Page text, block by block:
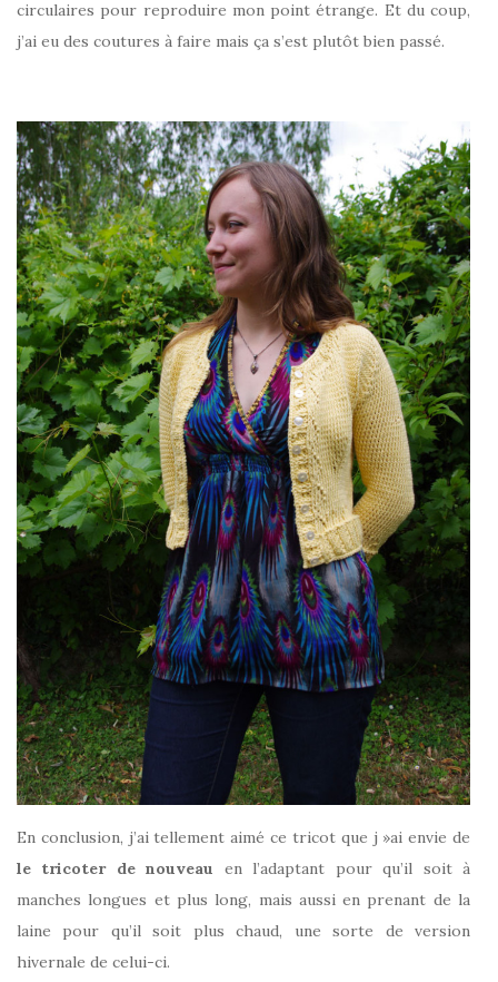
circulaires pour reproduire mon point étrange. Et du coup,
j’ai eu des coutures à faire mais ça s’est plutôt bien passé.
En conclusion, j’ai tellement aimé ce tricot que j »ai envie de
le tricoter de nouveau en l’adaptant pour qu’il soit à
manches longues et plus long, mais aussi en prenant de la
laine pour qu’il soit plus chaud, une sorte de version
hivernale de celui-ci.